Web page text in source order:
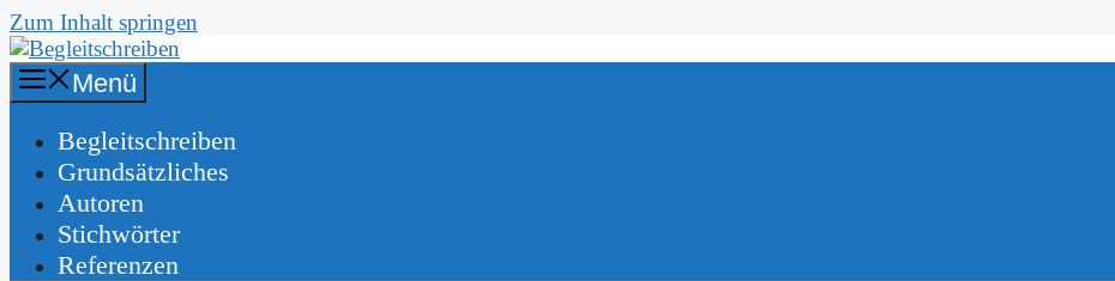
Zum Inhalt springen
Menü
Be­gleit­schrei­ben
Grund­sätz­li­ches
Au­toren
Stich­wör­ter
Re­fe­ren­zen